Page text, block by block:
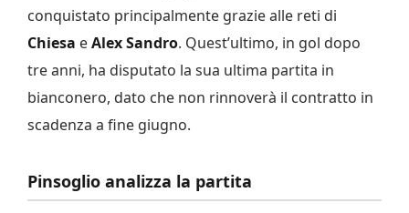
conquistato principalmente grazie alle reti di
Chiesa eAlexSandro. Quest’ultimo, in gol dopo
tre anni, ha disputato la sua ultima partita in
bianconero, dato che non rinnoverà il contratto in
scadenza a fine giugno.
Pinsoglio analizza la partita